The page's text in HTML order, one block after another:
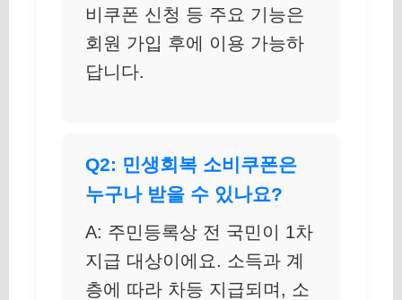
비쿠폰 신청 등 주요 기능은
회원 가입 후에 이용 가능하
답니다.
Q2: 민생회복 소비쿠폰은
누구나 받을 수 있나요?
A: 주민등록상 전 국민이 1차
지급 대상이에요. 소득과 계
층에 따라 차등 지급되며, 소